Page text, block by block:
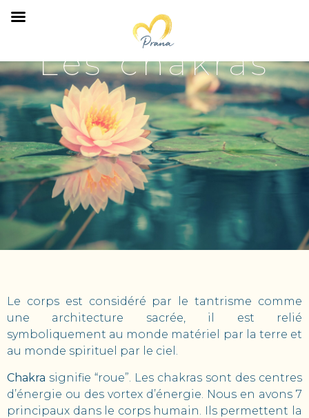
Les chakras
Le corps est considéré par le tantrisme comme
une architecture sacrée, il est relié
symboliquement au monde matériel par la terre et
au monde spirituel par le ciel.
Chakra signifie “roue”. Les chakras sont des centres
d’énergie ou des vortex d’énergie. Nous en avons 7
principaux dans le corps humain. Ils permettent la